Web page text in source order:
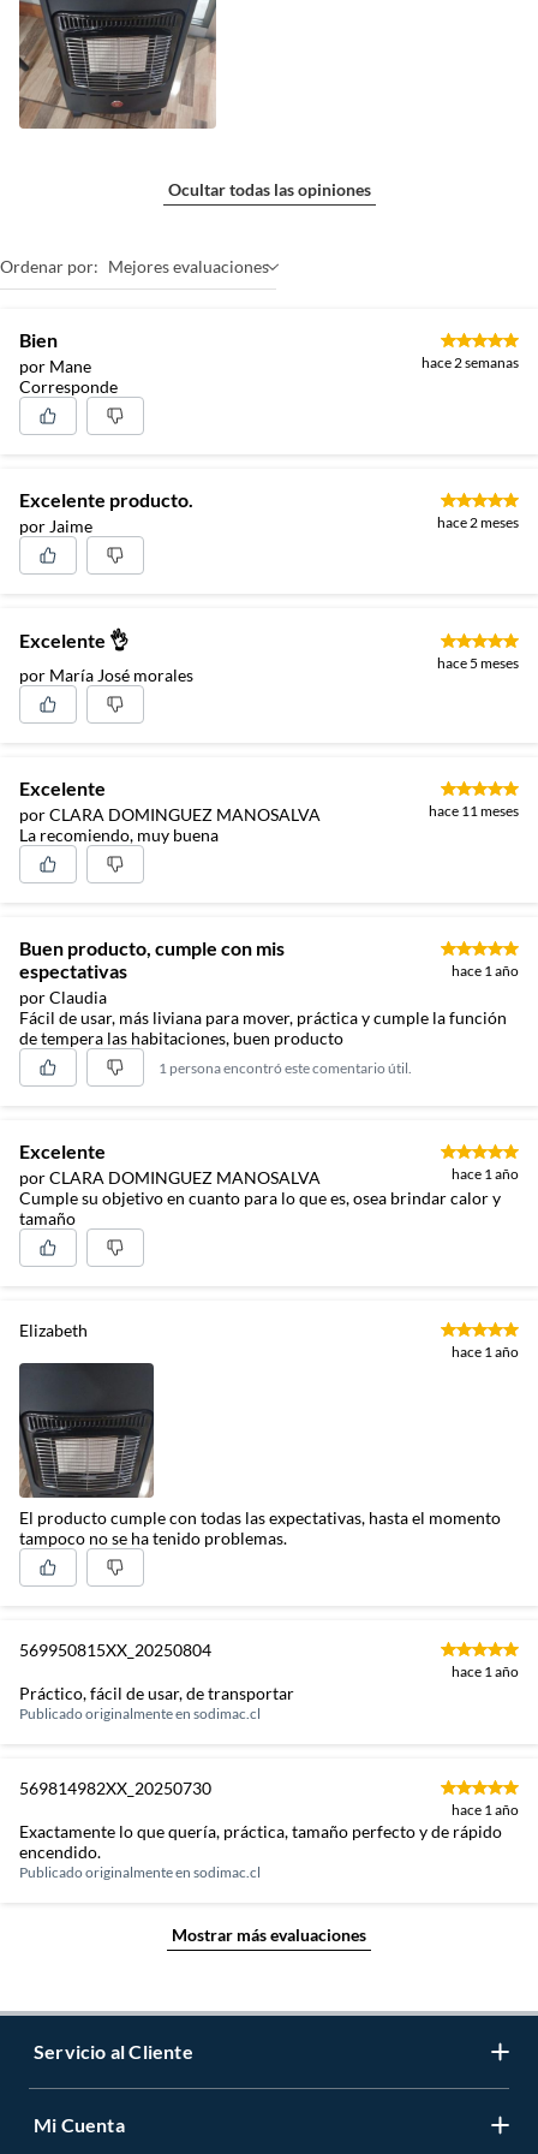
Ocultar todas las opiniones
Ordenar por: Mejores evaluaciones
Bien
por Mane hace 2 semanas
Corresponde
Excelente producto.
por Jaime hace 2 meses
Excelente 👌
por María José morales
hace 5 meses
Excelente
por CLARA DOMINGUEZ MANOSALVA hace 11 meses
La recomiendo, muy buena
Buen producto, cumple con mis
espectativas
por Claudia
hace 1 año
Fácil de usar, más liviana para mover, práctica y cumple la función
de tempera las habitaciones, buen producto
1 persona encontró este comentario útil.
Excelente
por CLARA DOMINGUEZ MANOSALVA hace 1 año
Cumple su objetivo en cuanto para lo que es, osea brindar calor y
tamaño
Elizabeth
hace 1 año
El producto cumple con todas las expectativas, hasta el momento
tampoco no se ha tenido problemas.
569950815XX_20250804
hace 1 año
Práctico, fácil de usar, de transportar
Publicado originalmente en sodimac.cl
569814982XX_20250730
hace 1 año
Exactamente lo que quería, práctica, tamaño perfecto y de rápido
encendido.
Publicado originalmente en sodimac.cl
Mostrar más evaluaciones
Servicio al Cliente
Contáctanos
Mi Cuenta